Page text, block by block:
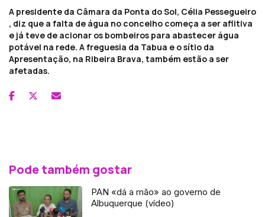
A presidente da Câmara da Ponta do Sol, Célia Pessegueiro
, diz que a falta de água no concelho começa a ser aflitiva
e já teve de acionar os bombeiros para abastecer água
potável na rede. A freguesia da Tabua e o sítio da
Apresentação, na Ribeira Brava, também estão a ser
afetadas.
Pode também gostar
PAN «dá a mão» ao governo de
Albuquerque (vídeo)